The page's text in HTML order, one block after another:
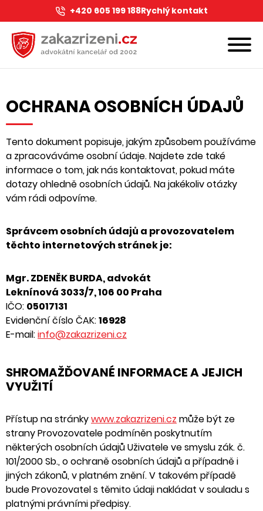
+420 605 199 188Rychlý kontakt
OCHRANA OSOBNÍCH ÚDAJŮ
Tento dokument popisuje, jakým způsobem používáme
a zpracováváme osobní údaje. Najdete zde také
informace o tom, jak nás kontaktovat, pokud máte
dotazy ohledně osobních údajů. Na jakékoliv otázky
vám rádi odpovíme.
Správcem osobních údajů a provozovatelem
těchto internetových stránek je:
Mgr. ZDENĚK BURDA, advokát
Leknínová 3033/7, 106 00 Praha
IČO: 05017131
Evidenční číslo ČAK:16928
E-mail:info@zakazrizeni.cz
SHROMAŽĎOVANÉ INFORMACE A JEJICH
VYUŽITÍ
Přístup na stránkywww.zakazrizeni.cz může být ze
strany Provozovatele podmíněn poskytnutím
některých osobních údajů Uživatele ve smyslu zák. č.
101/2000 Sb., o ochraně osobních údajů a případně i
jiných zákonů, v platném znění. V takovém případě
bude Provozovatel s těmito údaji nakládat v souladu s
platnými právními předpisy.